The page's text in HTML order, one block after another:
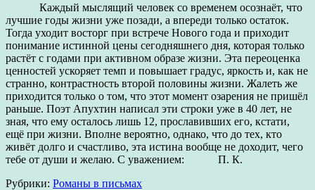
Каждый мыслящий человек со временем осознаёт, что
лучшие годы жизни уже позади, а впереди только остаток.
Тогда уходит восторг при встрече Нового года и приходит
понимание истинной цены сегодняшнего дня, которая только
растёт с годами при активном образе жизни. Эта переоценка
ценностей ускоряет темп и повышает градус, яркость и, как не
странно, контрастность второй половины жизни. Жалеть же
приходится только о том, что этот момент озарения не пришёл
раньше. Поэт Апухтин написал эти строки уже в 40 лет, не
зная, что ему осталось лишь 12, прославивших его, кстати,
ещё при жизни. Вполне вероятно, однако, что до тех, кто
живёт долго и счастливо, эта истина вообще не доходит, чего
тебе от души и желаю. С уважением: П. К.
Рубрики: Романы в письмах